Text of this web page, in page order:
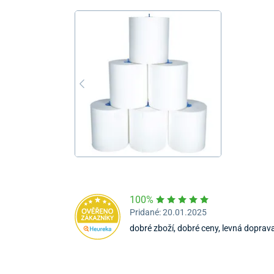
100%
Pridané: 20.01.2025
dobré zboží, dobré ceny, levná